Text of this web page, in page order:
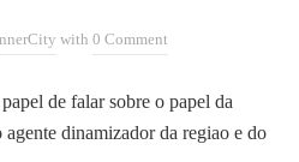
with 0 Comment
de falar sobre o papel da
dinamizador da regiao e do